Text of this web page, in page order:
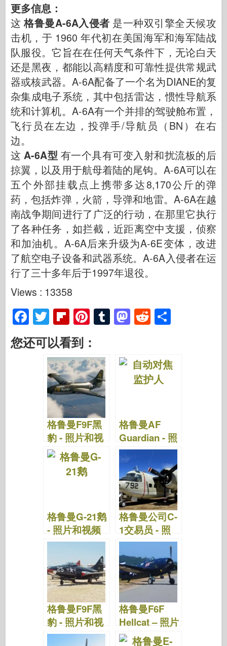
更多信息：
这格鲁曼A-6A入侵者 是一种双引擎全天候攻
击机，于 1960 年代初在美国海军和海军陆战
队服役。它旨在在任何天气条件下，无论白天
还是黑夜，都能以高精度和可靠性提供常规武
器或核武器。A-6A配备了一个名为DIANE的复
杂集成电子系统，其中包括雷达，惯性导航系
统和计算机。A-6A有一个并排的驾驶舱布置，
飞行员在左边，投弹手/导航员（BN）在右
边。
这A-6A型 有一个具有可变入射和扰流板的后
掠翼，以及用于航母着陆的尾钩。A-6A可以在
五个外部挂载点上携带多达8,170公斤的弹
药，包括炸弹，火箭，导弹和地雷。A-6A在越
南战争期间进行了广泛的行动，在那里它执行
了各种任务，如拦截，近距离空中支援，侦察
和加油机。A-6A后来升级为A-6E变体，改进
了航空电子设备和武器系统。A-6A入侵者在运
行了三十多年后于1997年退役。
Views : 13358
F
a
c
T
wi
tt
er
Fl
ip
b
o
ar
d
Pi
nt
er
e
st
T
u
bl
M
a
o
d
n
R
e
di
t
e
您还可以看到：
格鲁曼F9F黑
豹 - 照片和视
频
格鲁曼AF
Guardian - 照
片和视频
格鲁曼G-21鹅
- 照片和视频
格鲁曼公司C-
1交易员 - 照
片和视频
格鲁曼F9F黑
豹 - 照片和视
频
格鲁曼F6F
Hellcat – 照片
和视频